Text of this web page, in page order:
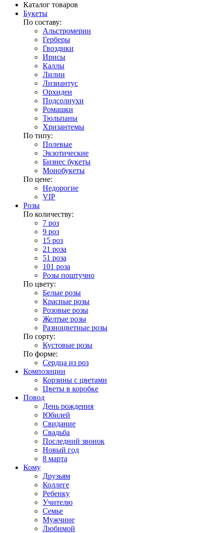
Каталог товаров
Букеты
По составу:
Альстромерии
Герберы
Гвоздики
Ирисы
Каллы
Лилии
Лизиантус
Орхидеи
Подсолнухи
Ромашки
Тюльпаны
Хризантемы
По типу:
Полевые
Экзотические
Бизнес букеты
Монобукеты
По цене:
Недорогие
VIP
Розы
По количеству:
7 роз
9 роз
15 роз
21 роза
51 роза
101 роза
Розы поштучно
По цвету:
Белые розы
Красные розы
Розовые розы
Желтые розы
Разноцветные розы
По сорту:
Кустовые розы
По форме:
Сердца из роз
Композиции
Корзины с цветами
Цветы в коробке
Повод
День рождения
Юбилей
Свидание
Свадьба
Последний звонок
Новый год
8 марта
Кому
Друзьям
Коллеге
Ребенку
Учителю
Семье
Мужчине
Любимой